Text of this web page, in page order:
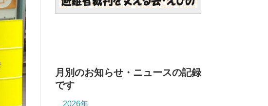
月別のお知らせ・ニュースの記録
です
2026年